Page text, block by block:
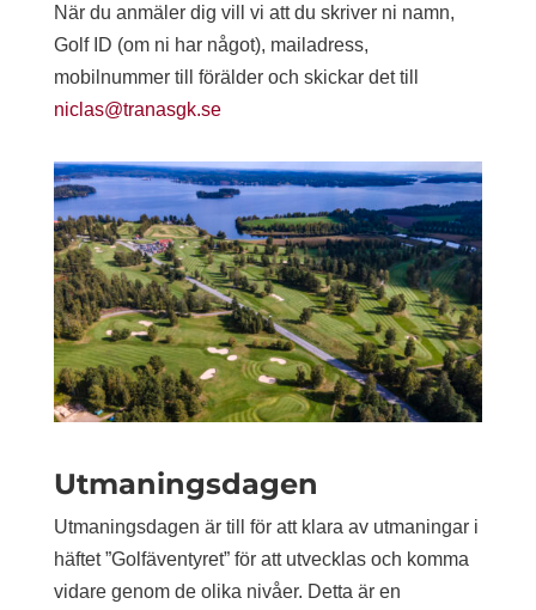
När du anmäler dig vill vi att du skriver ni namn,
Golf ID (om ni har något), mailadress,
mobilnummer till förälder och skickar det till
niclas@tranasgk.se
Utmaningsdagen
Utmaningsdagen är till för att klara av utmaningar i
häftet ”Golfäventyret” för att utvecklas och komma
vidare genom de olika nivåer. Detta är en